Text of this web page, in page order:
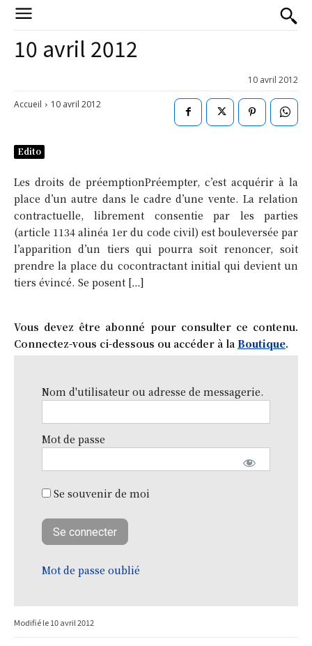
10 avril 2012
10 avril 2012
Accueil 10 avril 2012
Edito
Les droits de préemptionPréempter, c’est acquérir à la
place d’un autre dans le cadre d’une vente. La relation
contractuelle, librement consentie par les parties
(article 1134 alinéa 1er du code civil) est bouleversée par
l’apparition d’un tiers qui pourra soit renoncer, soit
prendre la place du cocontractant initial qui devient un
tiers évincé. Se posent […]
Vous devez être abonné pour consulter ce contenu.
Connectez-vous ci-dessous ou accéder à la Boutique.
Nom d'utilisateur ou adresse de messagerie.
Mot de passe
Se souvenir de moi
Mot de passe oublié
Modifié le10 avril 2012